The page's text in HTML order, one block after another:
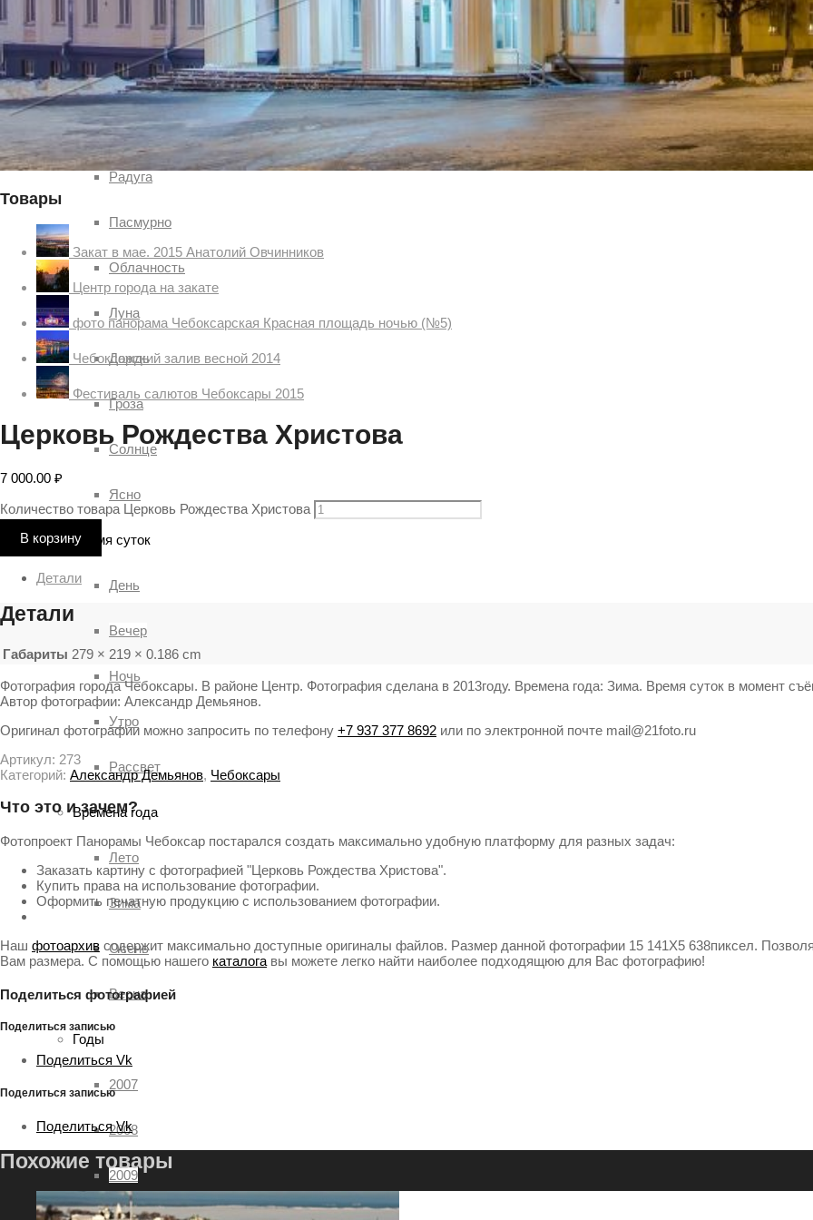
Погода
Туман
Снег
Радуга
Пасмурно
Облачность
Луна
Дождь
Гроза
Солнце
Ясно
Время суток
День
Вечер
Ночь
Утро
Рассвет
Времена года
Лето
Зима
Осень
Весна
Годы
2007
2008
2009
Товары
Закат в мае. 2015 Анатолий Овчинников
Центр города на закате
фото панорама Чебоксарская Красная площадь ночью (№5)
Чебоксарский залив весной 2014
Фестиваль салютов Чебоксары 2015
Церковь Рождества Христова
7 000.00 ₽
Количество товара Церковь Рождества Христова
В корзину
Детали
Детали
Габариты 279 × 219 × 0.186 cm
Фотография города Чебоксары. В районе Центр. Фотография сделана в 2013году. Времена года: Зима. Время суток в момент
Автор фотографии: Александр Демьянов.
Оригинал фотографии можно запросить по телефону +7 937 377 8692 или по электронной почте mail@21foto.ru
Артикул: 273
Категорий: Александр Демьянов, Чебоксары
Что это и зачем?
Фотопроект Панорамы Чебоксар постарался создать максимально удобную платформу для разных задач:
Заказать картину с фотографией "Церковь Рождества Христова".
Купить права на использование фотографии.
Оформить печатную продукцию с использованием фотографии.
Наш фотоархив содержит максимально доступные оригиналы файлов. Размер данной фотографии 15 141X5 638пиксел.
Вам размера. С помощью нашего каталога вы можете легко найти наиболее подходящюю для Вас фотографию!
Поделиться фотографией
Поделиться записью
Поделиться Vk
Поделиться записью
Поделиться Vk
Похожие товары